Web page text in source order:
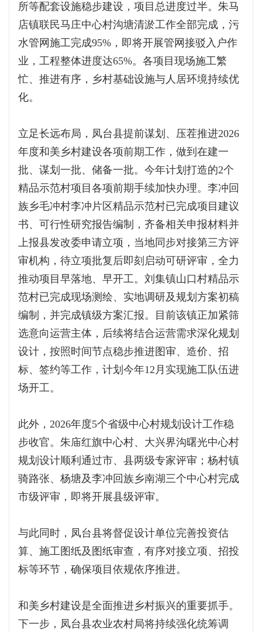
所等配套设施稳步建设，项目总进度过半。朱马
店镇联民马庄中心村沟塘清淤工作全部完成，污
水管网施工完成95%，即将开展管网接驳入户作
业，工程整体进度达65%。各项目现场施工繁
忙、推进有序，乡村基础设施与人居环境持续优
化。
立足长远布局，凤台县提前谋划、压茬推进2026
年度和美乡村建设各项前期工作，做到在建一
批、谋划一批、储备一批。今年计划打造的2个
精品示范村项目各项前期手续加快办理。李冲回
族乡毛冲村李冲片区精品示范村已完成项目建议
书、可行性研究报告编制，齐备相关申报材料并
上报县发改委申请立项，当地同步对接第三方评
审机构，待立项批复后即刻启动可研评审，全力
推动项目早落地、早开工。刘集镇山口村精品示
范村已完成现场测绘、实地调研及规划方案初稿
编制，并完成镇级方案汇报。目前该镇正加紧筛
选意向运营主体，后续将结合运营需求深化规划
设计，按照时间节点稳步推进图审、造价、招
标、签约等工作，计划今年12月实现施工队伍进
场开工。
此外，2026年度5个省级中心村规划设计工作稳
步收官。朱庙红旗中心村、大兴界沟曙光中心村
规划设计顺利通过市、县两级专家评审；杨村镇
骑路张、杨塘及李冲回族乡南湖三个中心村完成
市级评审，即将开展县级评审。
与此同时，凤台县将督促设计单位完善投资估
算、施工图纸及图纸审查，有序对接立项、招投
标等环节，确保项目依规依序推进。
和美乡村建设是全面推进乡村振兴的重要抓手。
下一步，凤台县农业农村局将持续强化统筹调